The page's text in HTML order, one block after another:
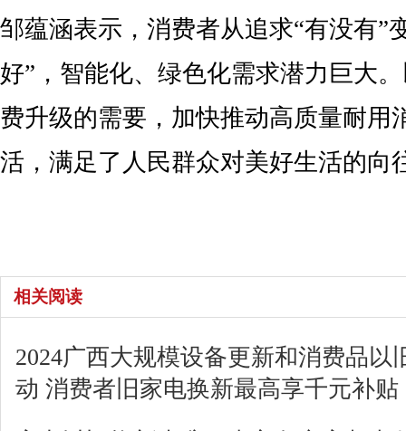
邹蕴涵表示，消费者从追求“有没有”
好”，智能化、绿色化需求潜力巨大
费升级的需要，加快推动高质量耐用
活，满足了人民群众对美好生活的向
相关阅读
2024广西大规模设备更新和消费品以
动 消费者旧家电换新最高享千元补贴